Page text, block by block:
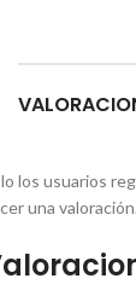
los usuarios
una valoración.